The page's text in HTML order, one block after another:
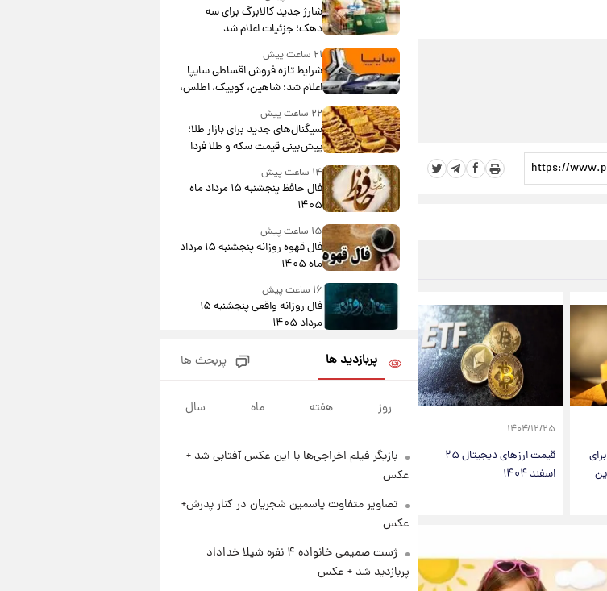
۱۴۰۴/۱۲/۲۵
قیمت ارزهای دیجیتال ۲۵
اسفند ۱۴۰۴
شارژ جدید کالابرگ برای سه
دهک؛ جزئیات اعلام شد
۲۱ ساعت پیش
شرایط تازه فروش اقساطی سایپا
اعلام شد؛ شاهین، کوییک، اطلس،
جدول
۲۲ ساعت پیش
سیگنال‌های جدید برای بازار طلا؛
پیش‌بینی قیمت سکه و طلا فردا
۱۴ ساعت پیش
فال حافظ پنجشنبه ۱۵ مرداد ماه
۱۴۰۵
۱۵ ساعت پیش
فال قهوه روزانه پنجشنبه ۱۵ مرداد
ماه ۱۴۰۵
۱۶ ساعت پیش
فال روزانه واقعی پنجشنبه ۱۵
مرداد ۱۴۰۵
ارزش سهام عدالت برای امروز
چهارشنبه ۱۴ مرداد + جدول
۱ روز پیش
پرداخت و زمان تحویل | سود
مشخص شد
تمام شد + عکس / خداحافظی
صمیمانه آبی ها با رامین!
پربازدید ها پربحث ها
روز هفته ماه سال
بازیگر فیلم اخراجی‌ها با این عکس آفتابی شد +
عکس
تصاویر متفاوت یاسمین شجریان در کنار پدرش+
عکس
ژست صمیمی خانواده ۴ نفره شیلا خداداد
پربازدید شد + عکس